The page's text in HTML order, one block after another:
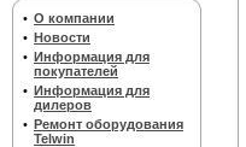
• О компании
• Новости
• Информация для
покупателей
• Информация для
дилеров
• Ремонт оборудования
Telwin